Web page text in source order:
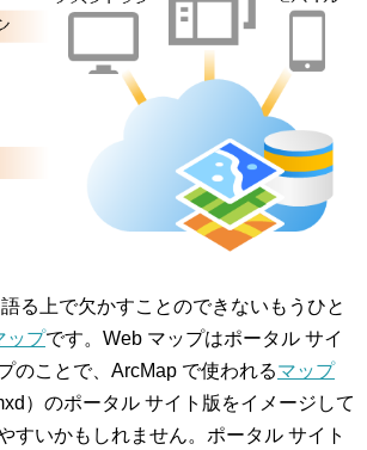
る上で欠かすことのできないもうひと
ップです。Web マップはポータル サイ
のことで、ArcMap で使われるマップ
）のポータル サイト版をイメージして
すいかもしれません。ポータル サイト